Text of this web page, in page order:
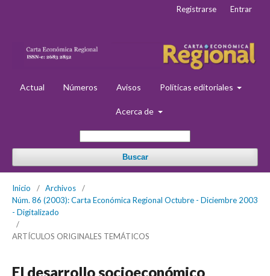
Actual Números Avisos Políticas editoriales
Acerca de
Buscar
Registrarse Entrar
Inicio / Archivos
/
Núm. 86 (2003): Carta Económica Regional Octubre - Diciembre 2003
- Digitalizado
/
ARTÍCULOS ORIGINALES TEMÁTICOS
El desarrollo socioeconómico